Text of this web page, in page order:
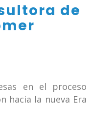
de
en el proceso
hacia la nueva Era